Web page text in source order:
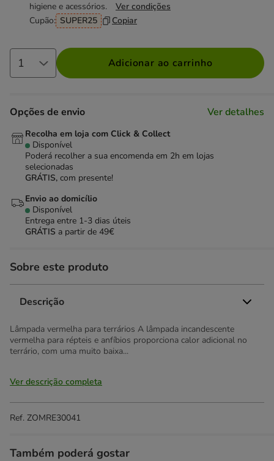
higiene e acessórios.
Ver condições
Cupão: SUPER25 Copiar
Adicionar ao carrinho
Opções de envio Ver detalhes
Recolha em loja com Click & Collect
Disponível
Poderá recolher a sua encomenda em 2h em lojas
selecionadas
GRÁTIS, com presente!
Envio ao domicílio
Disponível
Entrega entre 1-3 dias úteis
GRÁTIS a partir de 49€
Sobre este produto
Descrição
Lâmpada vermelha para terrários A lâmpada incandescente
vermelha para répteis e anfíbios proporciona calor adicional no
terrário, com uma muito baixa...
Ver descrição completa
Ref. ZOMRE30041
Também poderá gostar